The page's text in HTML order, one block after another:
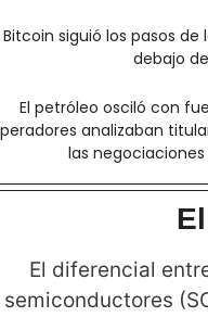
Bitcoin siguió los pasos
debajo
El petróleo osciló con
analizaban
las negociaciones
El diferencial
semiconductores